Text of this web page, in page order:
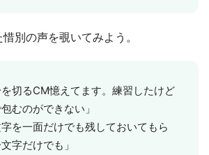
別の声を覗いてみよう。
を切るCM憶えてます。練習したけど
むのができない」
字を一面だけでも残しておいてもら
字だけでも」